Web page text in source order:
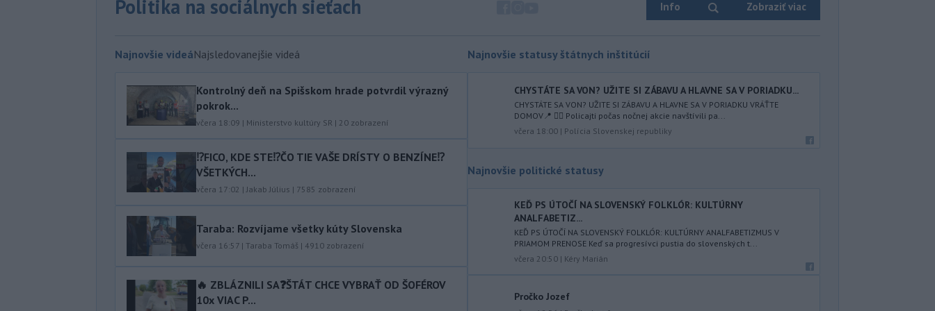
šesťmesačnej výpovednej lehoty.
vyvolali v hornatých oblastiach
Rakúska povodne a
varuje v piatokpred búrkami vo
východného Slovenska. Vydal preto
výstrahu prvého stupňa.
Ministerstvo vnútra (MV) SR
požiada Národný bezpečnostnýúrad
dodaných radarových zariadení, ktoré
sú v pilotnej prevádzke.
Politika na sociálnych sieťach Info Zobraziť viac
Najnovšie videáNajsledovanejšie videá
Kontrolný deň na Spišskom hrade potvrdil výrazný
pokrok...
včera 18:09 | Ministerstvo kultúry SR | 20 zobrazení
⁉️FICO, KDE STE⁉️ČO TIE VAŠE DRÍSTY O BENZÍNE⁉️
VŠETKÝCH...
včera 17:02 |Jakab Július | 7585 zobrazení
Taraba: Rozvíjame všetky kúty Slovenska
včera 16:57 | Taraba Tomáš | 4910 zobrazení
🔥 ZBLÁZNILI SA❓️ŠTÁT CHCE VYBRAŤ OD ŠOFÉROV
10x VIAC P...
Najnovšie statusy štátnych inštitúcií
CHYSTÁTE SA VON? UŽITE SI ZÁBAVU A HLAVNE SA V PORIADKU...
CHYSTÁTE SA VON? UŽITE SI ZÁBAVU A HLAVNE SA V PORIADKU VRÁŤTE
DOMOV📍 👮‍♂️ Policajti počas nočnej akcie navštívili pa...
včera 18:00 | Polícia Slovenskej republiky
Najnovšie politické statusy
KEĎ PS ÚTOČÍ NA SLOVENSKÝ FOLKLÓR: KULTÚRNY
ANALFABETIZ...
KEĎ PS ÚTOČÍ NA SLOVENSKÝ FOLKLÓR: KULTÚRNY ANALFABETIZMUS V
PRIAMOM PRENOSE Keď sa progresívci pustia do slovenských t...
včera 20:50 | Kéry Marián
Pročko Jozef